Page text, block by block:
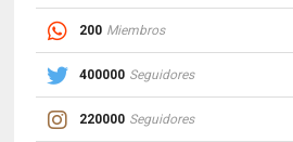
200 Miembros
400000 Seguidores
220000 Seguidores